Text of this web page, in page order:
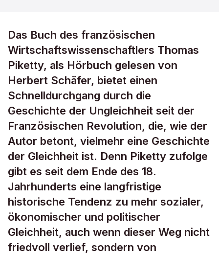
Das Buch des französischen
Wirtschaftswissenschaftlers Thomas
Piketty, als Hörbuch gelesen von
Herbert Schäfer, bietet einen
Schnelldurchgang durch die
Geschichte der Ungleichheit seit der
Französischen Revolution, die, wie der
Autor betont, vielmehr eine Geschichte
der Gleichheit ist. Denn Piketty zufolge
gibt es seit dem Ende des 18.
Jahrhunderts eine langfristige
historische Tendenz zu mehr sozialer,
ökonomischer und politischer
Gleichheit, auch wenn dieser Weg nicht
friedvoll verlief, sondern von